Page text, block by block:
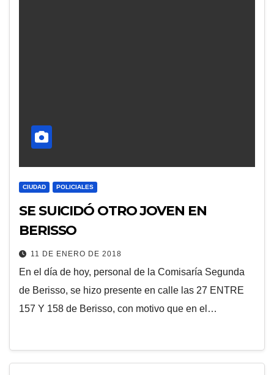
CIUDAD POLICIALES
SE SUICIDÓ OTRO JOVEN EN
BERISSO
11 DE ENERO DE 2018
En el día de hoy, personal de la Comisaría Segunda
de Berisso, se hizo presente en calle las 27 ENTRE
157 Y 158 de Berisso, con motivo que en el…